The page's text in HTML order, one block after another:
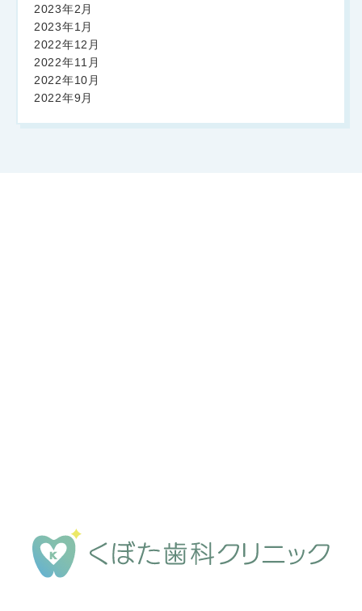
2023年2月
2023年1月
2022年12月
2022年11月
2022年10月
2022年9月